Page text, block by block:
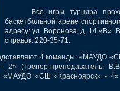
Все игры турнира
баскетбольной арене
адресу: ул. Воронова, д. 14 «В».
справок: 220-35-71.
4 команды: «МАУДО
(тренер-преподаватель:
«СШ «Красноярск» - 4»